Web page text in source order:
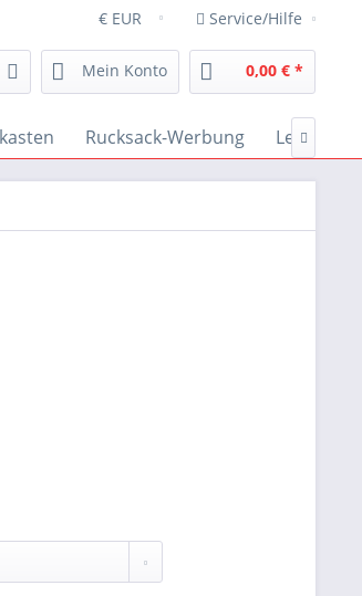
Service/Hilfe
Mein Konto 0,00 € *
Rucksack-Werbung 